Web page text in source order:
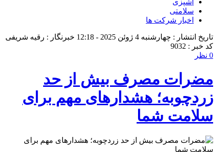
آشپزی
سلامتی
اخبار شرکت ها
تاریخ انتشار : چهارشنبه 4 ژوئن 2025 - 12:18
خبرنگار : رقیه شریفی
کد خبر : 9032
0 نظر
مضرات مصرف بیش از حد
زردچوبه؛ هشدارهای مهم برای
سلامت شما